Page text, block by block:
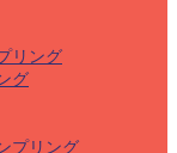
リング
グ
プリング